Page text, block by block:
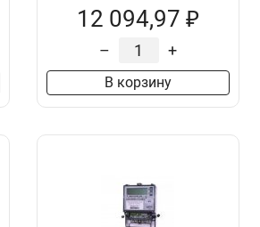
12 094,97 ₽
– +
В корзину